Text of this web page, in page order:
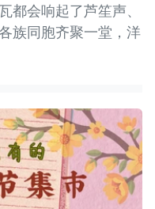
都会响起了芦笙声、
族同胞齐聚一堂，洋